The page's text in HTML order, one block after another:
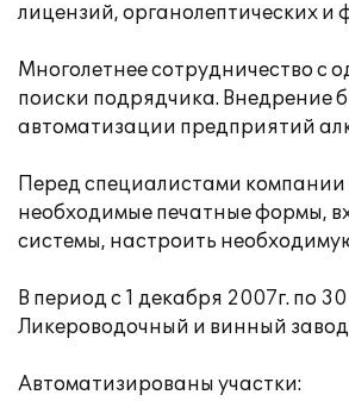
лицензий, органолептических
Многолетнее сотрудничество с
поиски подрядчика. Внедрение
автоматизации предприятий
Перед специалистами компании
необходимые печатные формы,
системы, настроить
В период с 1 декабря 2007г. по
Ликероводочный и винный
Автоматизированы участки: